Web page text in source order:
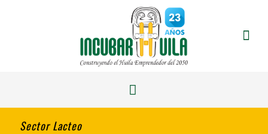
Sector Lacteo